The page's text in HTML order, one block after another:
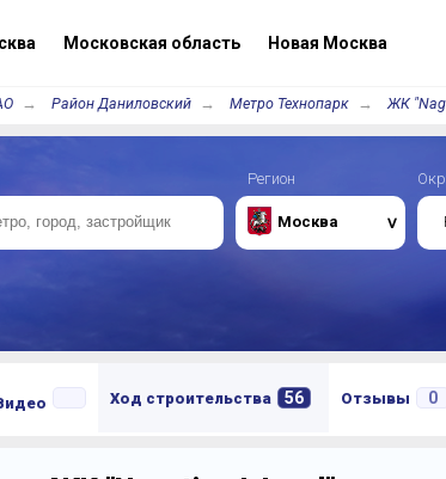
Московская область Новая Москва
Район Даниловский Метро Технопарк ЖК
Регион
Москва
Ход строительства 56 Отзывы 0